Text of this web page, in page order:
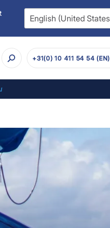
+31(0) 10 411 54 54 (EN)